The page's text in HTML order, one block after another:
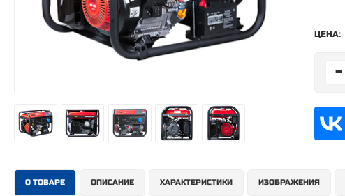
ЦЕНА:
-
О ТОВАРЕ ОПИСАНИЕ ХАРАКТЕРИСТИКИ ИЗОБРАЖЕНИЯ